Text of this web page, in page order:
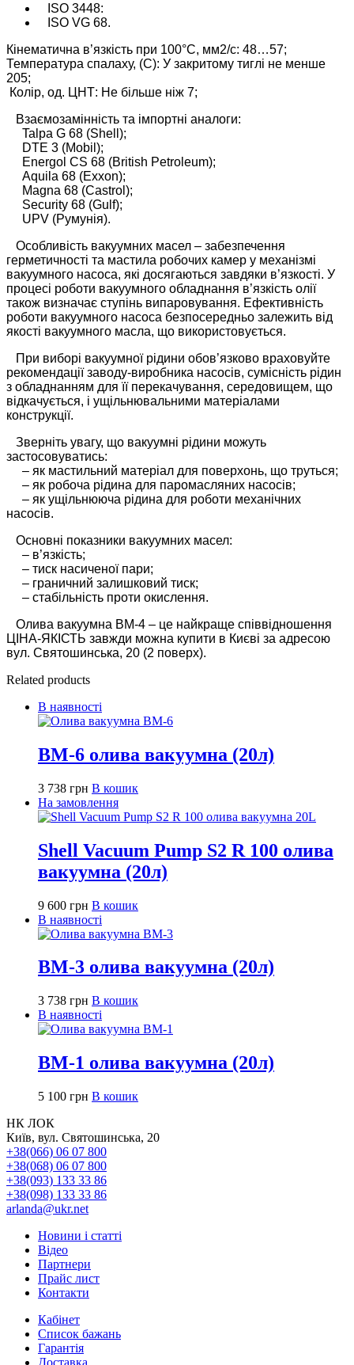
ISO 3448:
ISO VG 68.
Кінематична в’язкість при 100°С, мм2/с: 48…57;
Температура спалаху, (С): У закритому тиглі не менше
205;
Колір, од. ЦНТ: Не більше ніж 7;
Взаємозамінність та імпортні аналоги:
Talpa G 68 (Shell);
DTE 3 (Mobil);
Energol CS 68 (British Petroleum);
Aquila 68 (Exxon);
Magna 68 (Castrol);
Security 68 (Gulf);
UPV (Румунія).
Особливість вакуумних масел – забезпечення
герметичності та мастила робочих камер у механізмі
вакуумного насоса, які досягаються завдяки в’язкості. У
процесі роботи вакуумного обладнання в’язкість олії
також визначає ступінь випаровування. Ефективність
роботи вакуумного насоса безпосередньо залежить від
якості вакуумного масла, що використовується.
При виборі вакуумної рідини обов’язково враховуйте
рекомендації заводу-виробника насосів, сумісність рідин
з обладнанням для її перекачування, середовищем, що
відкачується, і ущільнювальними матеріалами
конструкції.
Зверніть увагу, що вакуумні рідини можуть
застосовуватись:
– як мастильний матеріал для поверхонь, що труться;
– як робоча рідина для паромасляних насосів;
– як ущільнююча рідина для роботи механічних
насосів.
Основні показники вакуумних масел:
– в’язкість;
– тиск насиченої пари;
– граничний залишковий тиск;
– стабільність проти окислення.
Олива вакуумна ВМ-4 – це найкраще співвідношення
ЦІНА-ЯКІСТЬ завжди можна купити в Києві за адресою
вул. Святошинська, 20 (2 поверх).
Related products
В наявності
ВМ-6 олива вакуумна (20л)
3 738 грн В кошик
На замовлення
Shell Vacuum Pump S2 R 100 олива
вакуумна (20л)
9 600 грн В кошик
В наявності
ВМ-3 олива вакуумна (20л)
3 738 грн В кошик
В наявності
ВМ-1 олива вакуумна (20л)
5 100 грн В кошик
НК ЛОК
Київ, вул. Святошинська, 20
+38(066) 06 07 800
+38(068) 06 07 800
+38(093) 133 33 86
+38(098) 133 33 86
arlanda@ukr.net
Новини і статті
Відео
Партнери
Прайс лист
Контакти
Кабінет
Список бажань
Гарантія